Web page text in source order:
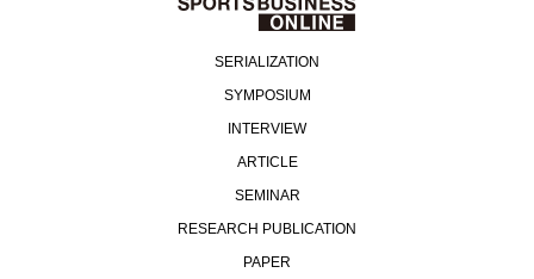
SERIALIZATION
SYMPOSIUM
INTERVIEW
ARTICLE
SEMINAR
RESEARCH PUBLICATION
PAPER